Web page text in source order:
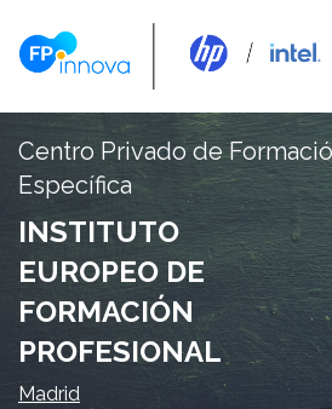
Centro Privado de
Específica
INSTITUTO
EUROPEO DE
FORMACIÓN
PROFESIONAL
Madrid